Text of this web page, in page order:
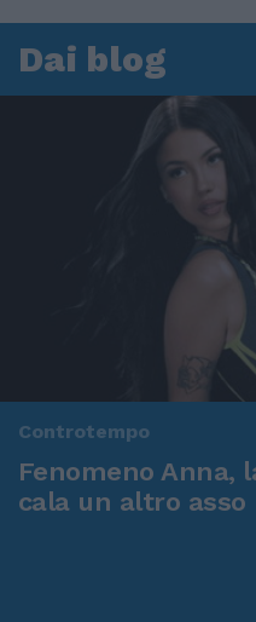
Dai blog
Controtempo
Fenomeno Anna,
cala un altro asso